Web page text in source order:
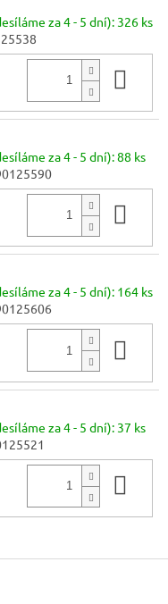
za 4 - 5 dní): 326 ks
za 4 - 5 dní):88 ks
za 4 - 5 dní): 164 ks
za 4 - 5 dní): 37 ks